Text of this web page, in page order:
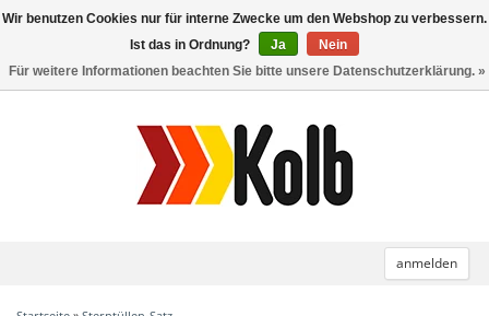
anmelden
Toggle
Wir benutzen Cookies nur für interne Zwecke um den Webshop zu verbessern.
Ist das in Ordnung?
Ja
Nein
Für weitere Informationen beachten Sie bitte unsere Datenschutzerklärung. »